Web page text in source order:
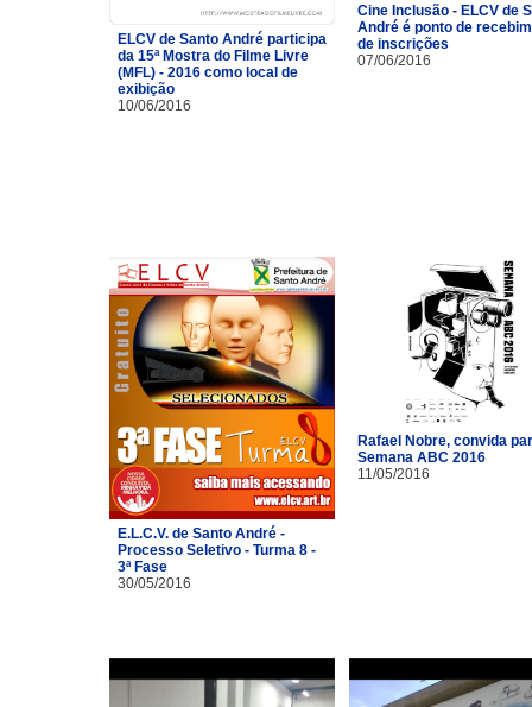
ELCV de Santo André participa
da 15ª Mostra do Filme Livre
(MFL) - 2016 como local de
exibição
10/06/2016
Cine Inclusão - ELCV de
André é ponto de
de inscrições
07/06/2016
E.L.C.V. de Santo André -
Processo Seletivo - Turma 8 -
3ª Fase
30/05/2016
Rafael Nobre, convida
Semana ABC 2016
11/05/2016